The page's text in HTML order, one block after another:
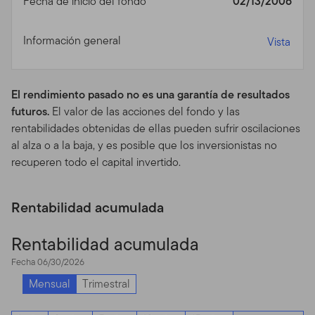
Información general Vista
El rendimiento pasado no es una garantía de resultados
futuros. El valor de las acciones del fondo y las
rentabilidades obtenidas de ellas pueden sufrir oscilaciones
al alza o a la baja, y es posible que los inversionistas no
recuperen todo el capital invertido.
Rentabilidad acumulada
Rentabilidad acumulada
Fecha 06/30/2026
Mensual Trimestral
Privacidad, Transmisión de
Información Personal,
Comunicaciones No
Solicitadas y Monitoreo de
Uso
Política de Privacidad. Para inversores individuales de
no pública que podemos acopiar y mantener de
con relación al uso de esa información; y las medidas
que tomamos para salvaguardarla.
Transmisión de Información Personal.